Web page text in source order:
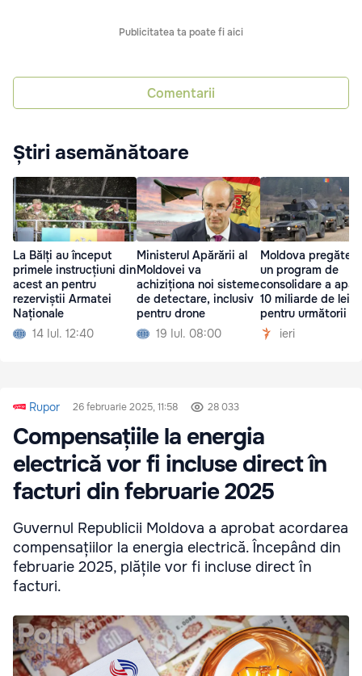
Publicitatea ta poate fi aici
Comentarii
Știri asemănătoare
La Bălți au început
primele instrucțiuni din
acest an pentru
rezerviștii Armatei
Naționale
14 Iul. 12:40
Ministerul Apărării al
Moldovei va
achiziționa noi sisteme
de detectare, inclusiv
pentru drone
19 Iul. 08:00
Moldova
un program de
consolidare a
10 miliarde de lei
pentru următorii
ani
ieri
Rupor 26 februarie 2025, 11:58 28 033
Compensațiile la energia
electrică vor fi incluse direct în
facturi din februarie 2025
Guvernul Republicii Moldova a aprobat acordarea
compensațiilor la energia electrică. Începând din
februarie 2025, plățile vor fi incluse direct în
facturi.